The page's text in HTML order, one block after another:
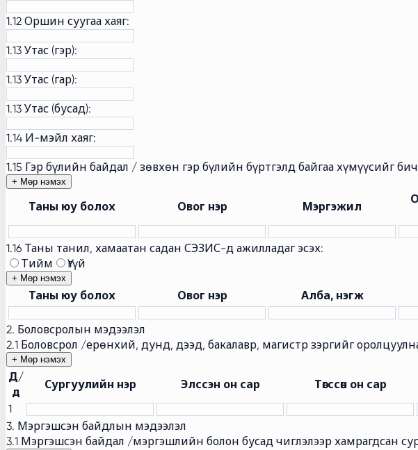
1.12 Оршин суугаа хаяг:
1.13 Утас (гэр):
1.13 Утас (гар):
1.13 Утас (бусад):
1.14 И-мэйл хаяг:
1.15 Гэр бүлийн байдал / зөвхөн гэр бүлийн бүртгэлд байгаа хүмүүсийг
+ Мөр нэмэх
Таны юу болох Овог нэр Мэргэжил
1.16 Таны танил, хамаатан садан СЭЗИС-д ажилладаг эсэх:
Тийм
Үгүй
+ Мөр нэмэх
Таны юу болох Овог нэр Алба, нэгж
2. Боловсролын мэдээлэл
2.1 Боловсрол /ерөнхий, дунд, дээд, бакалавр, магистр зэргийг
+ Мөр нэмэх
Д/
д
Сургуулийн нэр Элссэн он сар Төгссөн он сар
1
3. Мэргэшсэн байдлын мэдээлэл
3.1 Мэргэшсэн байдал /мэргэшлийн болон бусад чиглэлээр хамрагдсан